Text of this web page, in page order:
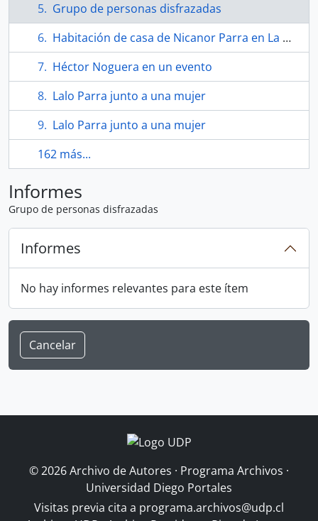
Grupo de personas disfrazadas
Habitación de casa de Nicanor Parra en La Reina
Héctor Noguera en un evento
Lalo Parra junto a una mujer
Lalo Parra junto a una mujer
162 más...
Informes
Grupo de personas disfrazadas
Informes
No hay informes relevantes para este ítem
Cancelar
© 2026 Archivo de Autores · Programa Archivos ·
Universidad Diego Portales
Visitas previa cita a programa.archivos@udp.cl